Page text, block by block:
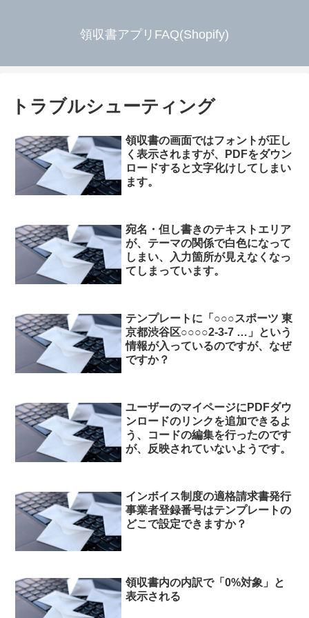
領収書アプリFAQ(Shopify)
トラブルシューティング
領収書の画面ではフォントが正し
く表示されますが、PDFをダウン
ロードすると文字化けしてしまい
ます。
宛名・但し書きのテキストエリア
が、テーマの関係で白色になって
しまい、入力箇所が見えなくなっ
てしまっています。
テンプレートに「○○○スポーツ 東
京都渋谷区○○○○2-3-7 …」という
情報が入っているのですが、なぜ
ですか？
ユーザーのマイページにPDFダウ
ンロードのリンクを追加できるよ
う、コードの編集を行ったのです
が、反映されていないようです。
インボイス制度の適格請求書発行
事業者登録番号はテンプレートの
どこで設定できますか？
領収書内の内訳で「0%対象」と
表示される